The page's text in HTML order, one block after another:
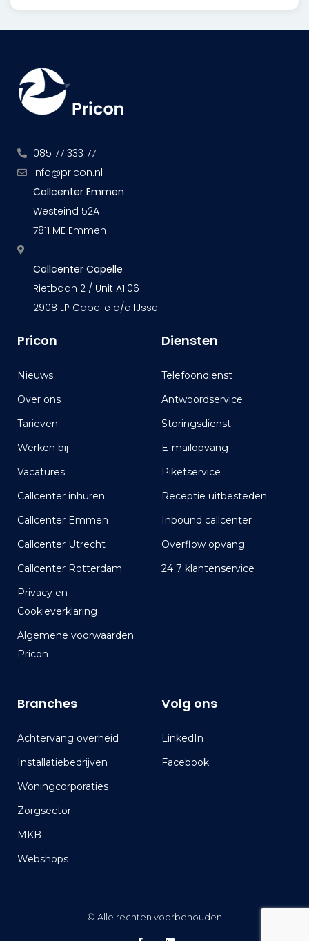
085 77 333 77
info@pricon.nl
Callcenter Emmen
Westeind 52A
7811 ME Emmen
Callcenter Capelle
Rietbaan 2 / Unit A1.06
2908 LP Capelle a/d IJssel
Pricon
Nieuws
Over ons
Tarieven
Werken bij
Vacatures
Callcenter inhuren
Callcenter Emmen
Callcenter Utrecht
Callcenter Rotterdam
Privacy en
Cookieverklaring
Algemene voorwaarden
Pricon
Diensten
Telefoondienst
Antwoordservice
Storingsdienst
E-mailopvang
Piketservice
Receptie uitbesteden
Inbound callcenter
Overflow opvang
24 7 klantenservice
Branches
Achtervang overheid
Installatiebedrijven
Woningcorporaties
Zorgsector
MKB
Webshops
Volg ons
LinkedIn
Facebook
© Alle rechten voorbehouden